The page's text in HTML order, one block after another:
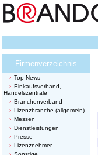
Firmenverzeichnis
Top News
Einkaufsverband,
Handelszentrale
Branchenverband
Lizenzbranche (allgemein)
Messen
Dienstleistungen
Presse
Lizenznehmer